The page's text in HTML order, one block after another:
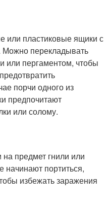
или пластиковые ящики с
Можно перекладывать
или пергаментом, чтобы
порчи одного из
предпочитают
или солому.
предмет гнили или
портиться,
избежать заражения